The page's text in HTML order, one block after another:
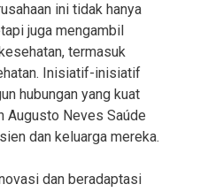
ini tidak hanya
juga mengambil
termasuk
Inisiatif-inisiatif
hubungan yang kuat
Augusto Neves Saúde
dan keluarga mereka.
dan beradaptasi